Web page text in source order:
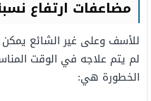
مضاعفات ارتفاع
للأسف وعلى غير الشائع يمكن
لم يتم علاجه في الوقت
الخطورة هي: